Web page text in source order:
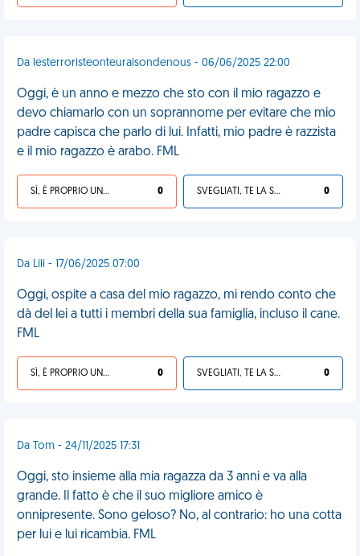
Da lesterroristeonteuraisondenous - 06/06/2025 22:00
Oggi, è un anno e mezzo che sto con il mio ragazzo e
devo chiamarlo con un soprannome per evitare che mio
padre capisca che parlo di lui. Infatti, mio padre è razzista
e il mio ragazzo è arabo. FML
SÌ, È PROPRIO UNA VDM! 0 SVEGLIATI, TE LA SEI CERCATA! 0
Da Lili - 17/06/2025 07:00
Oggi, ospite a casa del mio ragazzo, mi rendo conto che
dà del lei a tutti i membri della sua famiglia, incluso il cane.
FML
SÌ, È PROPRIO UNA VDM! 0 SVEGLIATI, TE LA SEI CERCATA! 0
Da Tom - 24/11/2025 17:31
Oggi, sto insieme alla mia ragazza da 3 anni e va alla
grande. Il fatto è che il suo migliore amico è
onnipresente. Sono geloso? No, al contrario: ho una cotta
per lui e lui ricambia. FML